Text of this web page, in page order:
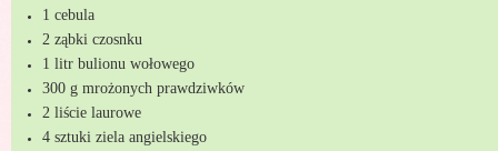
1 cebula
2 ząbki czosnku
1 litr bulionu wołowego
300 g mrożonych prawdziwków
2 liście laurowe
4 sztuki ziela angielskiego